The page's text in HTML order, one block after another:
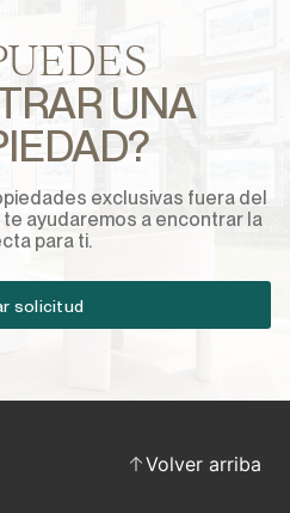
UNA
exclusivas fuera del
ayudaremos a encontrar la
para ti.
solicitud
Volver arriba